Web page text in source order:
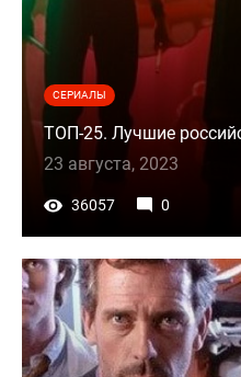
СЕРИАЛЫ
ТОП-25. Лучшие
23 августа, 2023
36057 0